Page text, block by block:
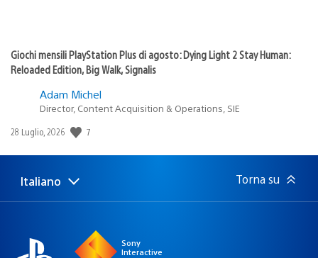
Giochi mensili PlayStation Plus di agosto: Dying Light 2 Stay Human:
Reloaded Edition, Big Walk, Signalis
Adam Michel
Director, Content Acquisition & Operations, SIE
Data
pubblicazione:
28 Luglio, 2026 7
Seleziona
una
Regione
attuale:
Italiano Torna su
Sony
Interactive